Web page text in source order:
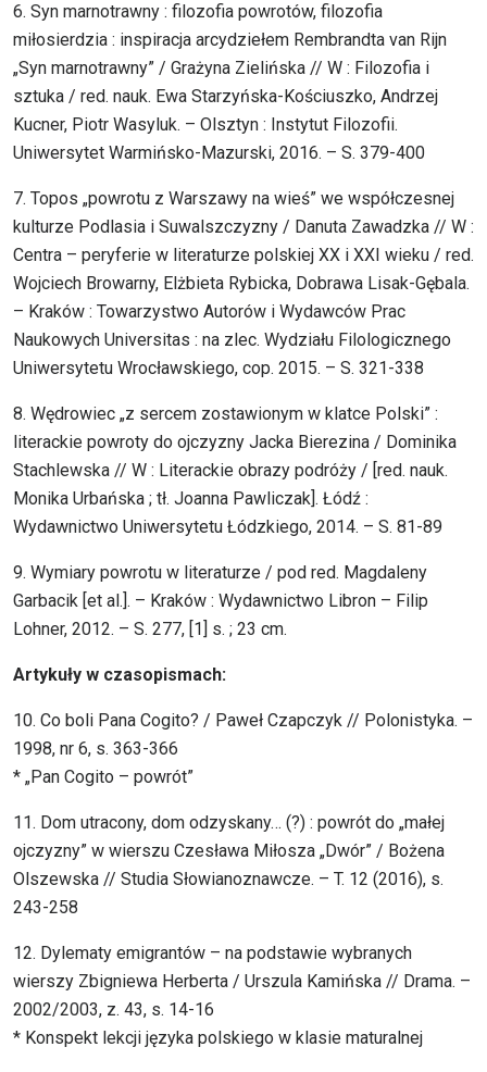
6. Syn marnotrawny : filozofia powrotów, filozofia
miłosierdzia : inspiracja arcydziełem Rembrandta van Rijn
„Syn marnotrawny” / Grażyna Zielińska // W : Filozofia i
sztuka / red. nauk. Ewa Starzyńska-Kościuszko, Andrzej
Kucner, Piotr Wasyluk. – Olsztyn : Instytut Filozofii.
Uniwersytet Warmińsko-Mazurski, 2016. – S. 379-400
7. Topos „powrotu z Warszawy na wieś” we współczesnej
kulturze Podlasia i Suwalszczyzny / Danuta Zawadzka // W :
Centra – peryferie w literaturze polskiej XX i XXI wieku / red.
Wojciech Browarny, Elżbieta Rybicka, Dobrawa Lisak-Gębala.
– Kraków : Towarzystwo Autorów i Wydawców Prac
Naukowych Universitas : na zlec. Wydziału Filologicznego
Uniwersytetu Wrocławskiego, cop. 2015. – S. 321-338
8. Wędrowiec „z sercem zostawionym w klatce Polski” :
literackie powroty do ojczyzny Jacka Bierezina / Dominika
Stachlewska // W : Literackie obrazy podróży / [red. nauk.
Monika Urbańska ; tł. Joanna Pawliczak]. Łódź :
Wydawnictwo Uniwersytetu Łódzkiego, 2014. – S. 81-89
9. Wymiary powrotu w literaturze / pod red. Magdaleny
Garbacik [et al.]. – Kraków : Wydawnictwo Libron – Filip
Lohner, 2012. – S. 277, [1] s. ; 23 cm.
Artykuły w czasopismach:
10. Co boli Pana Cogito? / Paweł Czapczyk // Polonistyka. –
1998, nr 6, s. 363-366
* „Pan Cogito – powrót”
11. Dom utracony, dom odzyskany… (?) : powrót do „małej
ojczyzny” w wierszu Czesława Miłosza „Dwór” / Bożena
Olszewska // Studia Słowianoznawcze. – T. 12 (2016), s.
243-258
12. Dylematy emigrantów – na podstawie wybranych
wierszy Zbigniewa Herberta / Urszula Kamińska // Drama. –
2002/2003, z. 43, s. 14-16
* Konspekt lekcji języka polskiego w klasie maturalnej